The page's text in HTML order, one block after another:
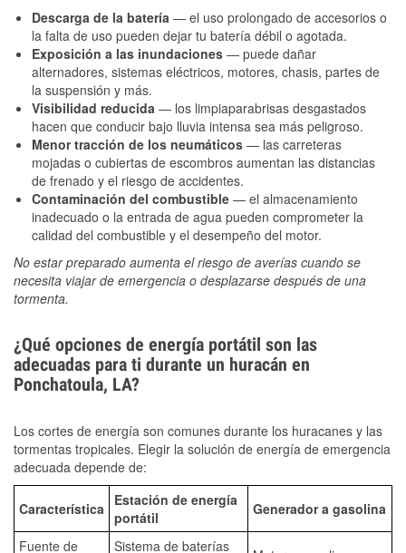
Descarga de la batería — el uso prolongado de accesorios o
la falta de uso pueden dejar tu batería débil o agotada.
Exposición a las inundaciones — puede dañar
alternadores, sistemas eléctricos, motores, chasis, partes de
la suspensión y más.
Visibilidad reducida — los limpiaparabrisas desgastados
hacen que conducir bajo lluvia intensa sea más peligroso.
Menor tracción de los neumáticos — las carreteras
mojadas o cubiertas de escombros aumentan las distancias
de frenado y el riesgo de accidentes.
Contaminación del combustible — el almacenamiento
inadecuado o la entrada de agua pueden comprometer la
calidad del combustible y el desempeño del motor.
No estar preparado aumenta el riesgo de averías cuando se
necesita viajar de emergencia o desplazarse después de una
tormenta.
¿Qué opciones de energía portátil son las
adecuadas para ti durante un huracán en
Ponchatoula, LA?
Los cortes de energía son comunes durante los huracanes y las
tormentas tropicales. Elegir la solución de energía de emergencia
adecuada depende de:
Característica
Estación de energía
portátil
Generador a gasolina
Fuente de Sistema de baterías